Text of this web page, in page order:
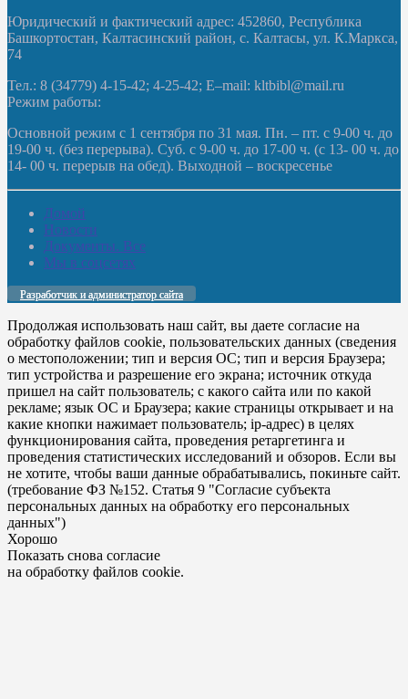
Юридический и фактический адрес: 452860, Республика
Башкортостан, Калтасинский район, с. Калтасы, ул. К.Маркса,
74
Тел.: 8 (34779) 4-15-42; 4-25-42; E–mail: kltbibl@mail.ru
Режим работы:
Основной режим с 1 сентября по 31 мая. Пн. – пт. с 9-00 ч. до
19-00 ч. (без перерыва). Суб. с 9-00 ч. до 17-00 ч. (с 13- 00 ч. до
14- 00 ч. перерыв на обед). Выходной – воскресенье
Домой
Новости
Документы. Все
Мы в соцсетях
Разработчик и администратор сайта
Продолжая использовать наш сайт, вы даете согласие на
обработку файлов cookie, пользовательских данных (сведения
о местоположении; тип и версия ОС; тип и версия Браузера;
тип устройства и разрешение его экрана; источник откуда
пришел на сайт пользователь; с какого сайта или по какой
рекламе; язык ОС и Браузера; какие страницы открывает и на
какие кнопки нажимает пользователь; ip-адрес) в целях
функционирования сайта, проведения ретаргетинга и
проведения статистических исследований и обзоров. Если вы
не хотите, чтобы ваши данные обрабатывались, покиньте сайт.
(требование ФЗ №152. Статья 9 "Согласие субъекта
персональных данных на обработку его персональных
данных")
Хорошо
Показать снова согласие
на обработку файлов cookie.